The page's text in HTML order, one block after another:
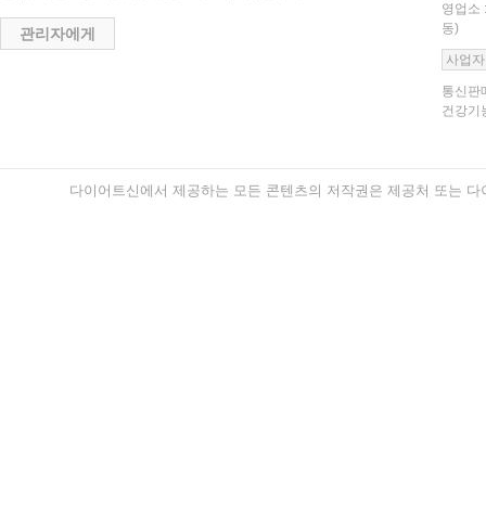
관리자에게
영업소
동)
사업
통신판
건강기
다이어트신에서 제공하는 모든 콘텐츠의 저작권은 제공처 또는